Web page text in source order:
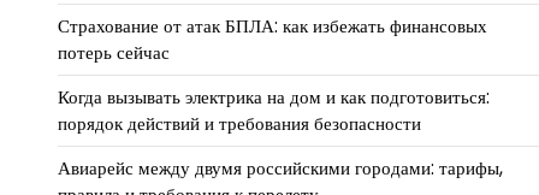
Страхование от атак БПЛА: как избежать финансовых
потерь сейчас
Когда вызывать электрика на дом и как подготовиться:
порядок действий и требования безопасности
Авиарейс между двумя российскими городами: тарифы,